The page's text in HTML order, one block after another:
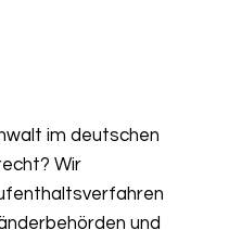
im deutschen
Wir
und